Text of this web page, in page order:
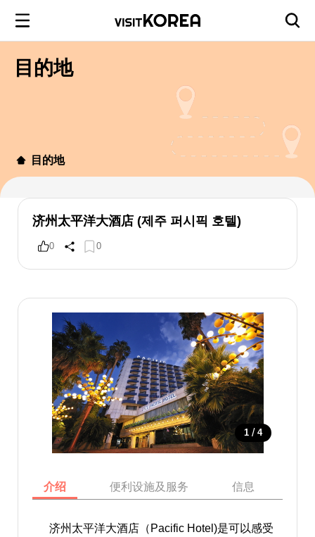
目的地
目的地
济州太平洋大酒店 (제주 퍼시픽 호텔)
0 0
1 / 4
介绍 便利设施及服务 信息
济州太平洋大酒店（Pacific Hotel)是可以感受